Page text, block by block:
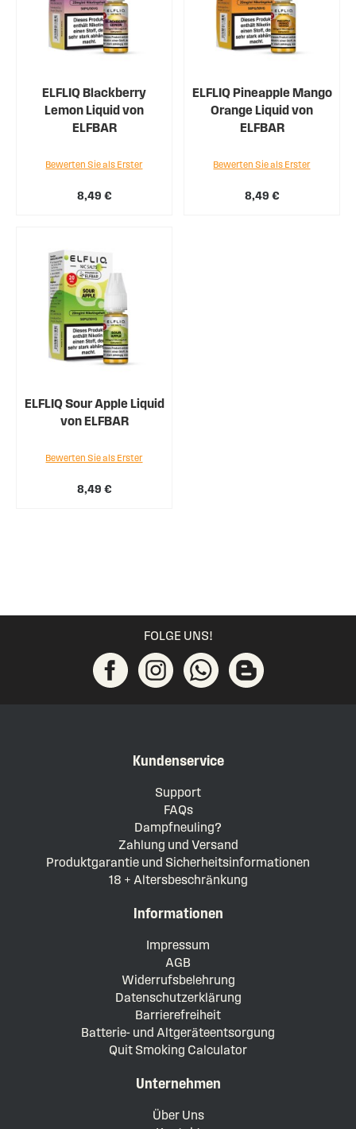
ELFLIQ Blackberry
Lemon Liquid von
ELFBAR
8,49 €
Bewerten Sie als Erster
ELFLIQ Pineapple Mango
Orange Liquid von
ELFBAR
8,49 €
Bewerten Sie als Erster
ELFLIQ Sour Apple Liquid
von ELFBAR
8,49 €
Bewerten Sie als Erster
FOLGE UNS!
Kundenservice
Support
FAQs
Dampfneuling?
Zahlung und Versand
Produktgarantie und Sicherheitsinformationen
18 + Altersbeschränkung
Informationen
Impressum
AGB
Widerrufsbelehrung
Datenschutzerklärung
Barrierefreiheit
Batterie- und Altgeräteentsorgung
Quit Smoking Calculator
Unternehmen
Über Uns